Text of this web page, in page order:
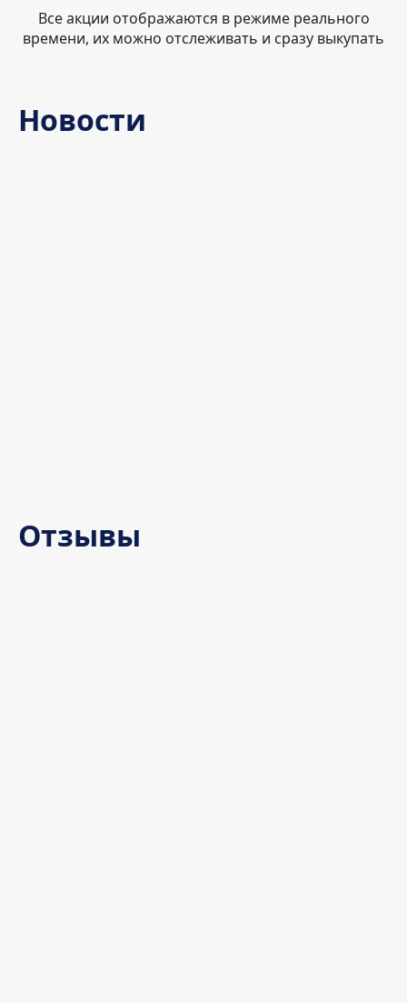
Все акции отображаются в режиме реального
времени, их можно отслеживать и сразу выкупать
Новости
Отзывы